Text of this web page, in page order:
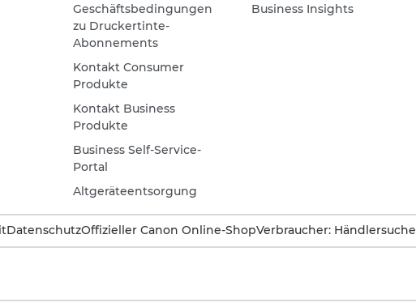
Geschäftsbedingungen
zu Druckertinte-
Abonnements
Kontakt Consumer
Produkte
Kontakt Business
Produkte
Business Self-Service-
Portal
Altgeräteentsorgung
Business Insights
DatenschutzOffizieller Canon Online-ShopVerbraucher: Händlersuche